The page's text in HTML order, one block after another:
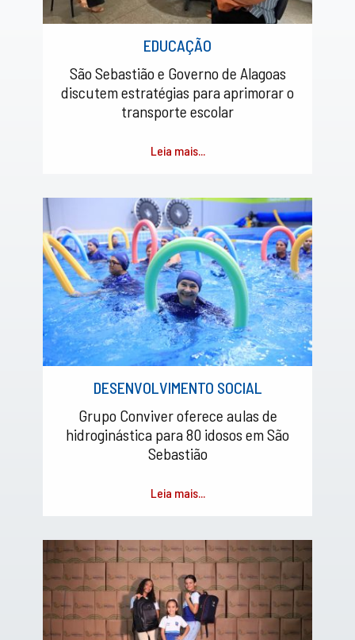
EDUCAÇÃO
São Sebastião e Governo de Alagoas
discutem estratégias para aprimorar o
transporte escolar
Leia mais...
DESENVOLVIMENTO SOCIAL
Grupo Conviver oferece aulas de
hidroginástica para 80 idosos em São
Sebastião
Leia mais...